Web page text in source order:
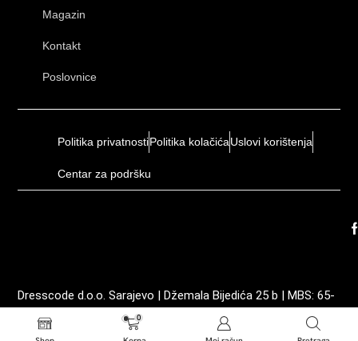
Magazin
Kontakt
Poslovnice
Politika privatnostiPolitika kolačićaUslovi korištenja
Centar za podršku
Dresscode d.o.o. Sarajevo | Džemala Bijedića 25 b | MBS: 65-
01-0035-19 | ID: 4202605210003 | PDV: 202605210003
0